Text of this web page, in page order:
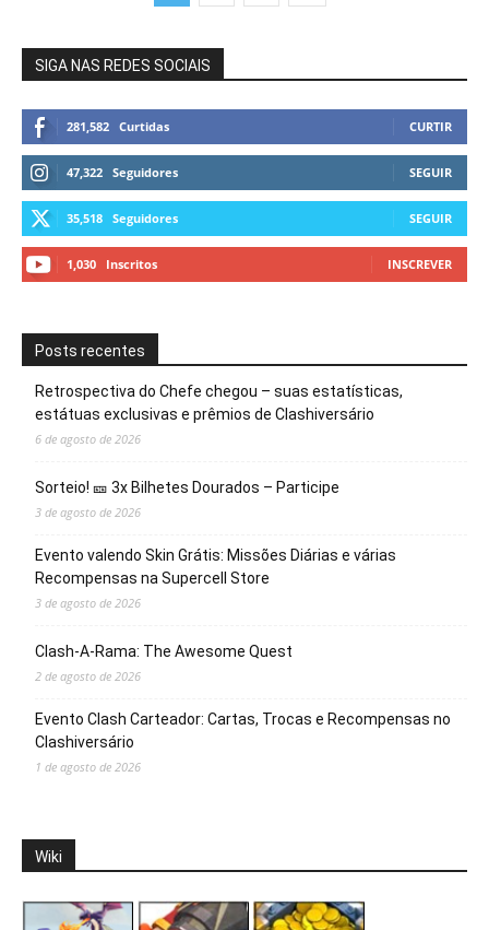
SIGA NAS REDES SOCIAIS
281,582 Curtidas CURTIR
47,322 Seguidores SEGUIR
35,518 Seguidores SEGUIR
1,030 Inscritos INSCREVER
Posts recentes
Retrospectiva do Chefe chegou – suas estatísticas,
estátuas exclusivas e prêmios de Clashiversário
6 de agosto de 2026
Sorteio! 🎫 3x Bilhetes Dourados – Participe
3 de agosto de 2026
Evento valendo Skin Grátis: Missões Diárias e várias
Recompensas na Supercell Store
3 de agosto de 2026
Clash-A-Rama: The Awesome Quest
2 de agosto de 2026
Evento Clash Carteador: Cartas, Trocas e Recompensas no
Clashiversário
1 de agosto de 2026
Wiki